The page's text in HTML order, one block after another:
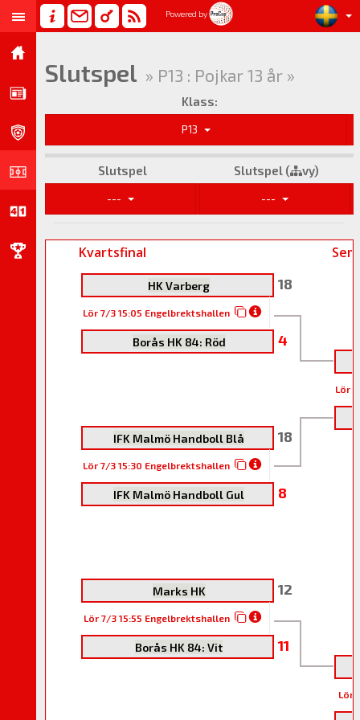
Powered by
Slutspel » P13 : Pojkar 13 år »
Klass:
P13
Slutspel Slutspel ( vy)
--- ---
Kvartsfinal
HK Varberg 18
Lör 7/3 15:05 Engelbrektshallen
Borås HK 84: Röd 4
IFK Malmö Handboll Blå 18
Lör 7/3 15:30 Engelbrektshallen
IFK Malmö Handboll Gul 8
Marks HK 12
Lör 7/3 15:55 Engelbrektshallen
Borås HK 84: Vit 11
Lör
Lör